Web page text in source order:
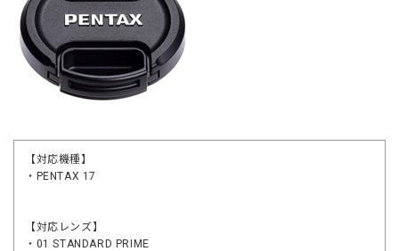
【対応機種】
・PENTAX 17
【対応レンズ】
・01 STANDARD PRIME